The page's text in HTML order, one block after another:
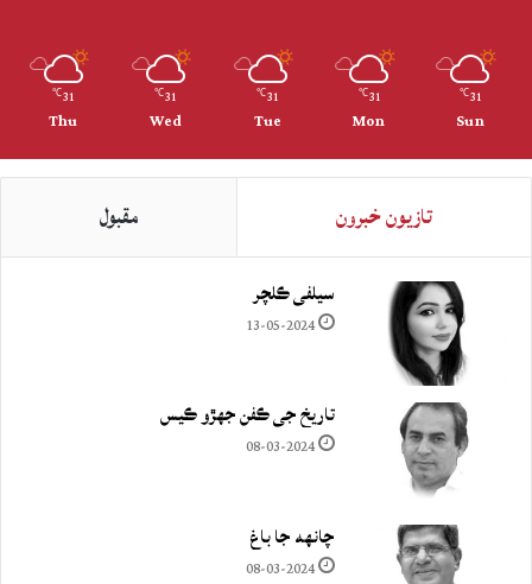
31
℃
Sun
31
℃
Mon
31
℃
Tue
31
℃
Wed
31
℃
Thu
تازيون خبرون مقبول
سيلفي ڪلچر
13-05-2024
تاريخ جي ڪفن جھڙو ڪيس
08-03-2024
چانهه جا باغ
08-03-2024